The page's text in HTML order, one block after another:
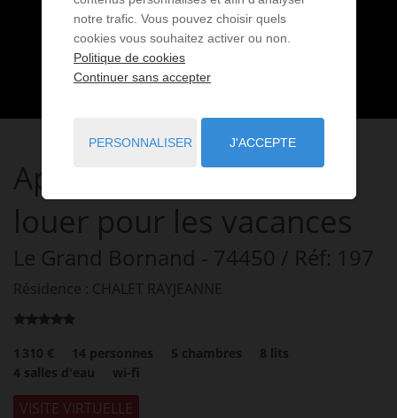
Appartement6 pièces
louer pour les vacances
Le Grand Bornand - 74450 / Réf: 197
Résidence : CHALET RAYJEANNE
1 310 € 14 personnes 5 chambres 8 lits
4 salles d'eau wi-fi
VISITE VIRTUELLE
notre trafic. Vous pouvez choisir quels
cookies vous souhaitez activer ou non.
Politique de cookies
Continuer sans accepter
PERSONNALISER J'ACCEPTE